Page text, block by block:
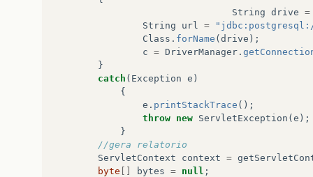
String drive =
String
url =
Class . forName ( drive );
c = DriverManager .
}
catch ( Exception e )
{
e . printStackTrace ();
throw new ServletException ( e );
}
//gera relatorio
ServletContext
context =
byte
bytes = null ;